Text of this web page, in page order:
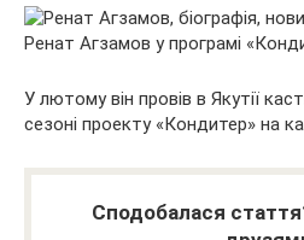
Ренат Агзамов у програмі
У лютому він провів в Якутії
сезоні проекту «Кондитер» на
Сподобалася